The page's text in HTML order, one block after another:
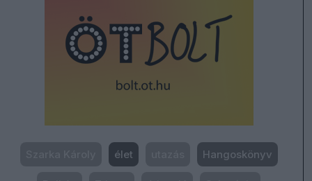
élet Hangoskönyv